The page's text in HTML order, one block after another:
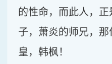
的性命，而此人，
子，萧炎的师兄，
皇，韩枫！